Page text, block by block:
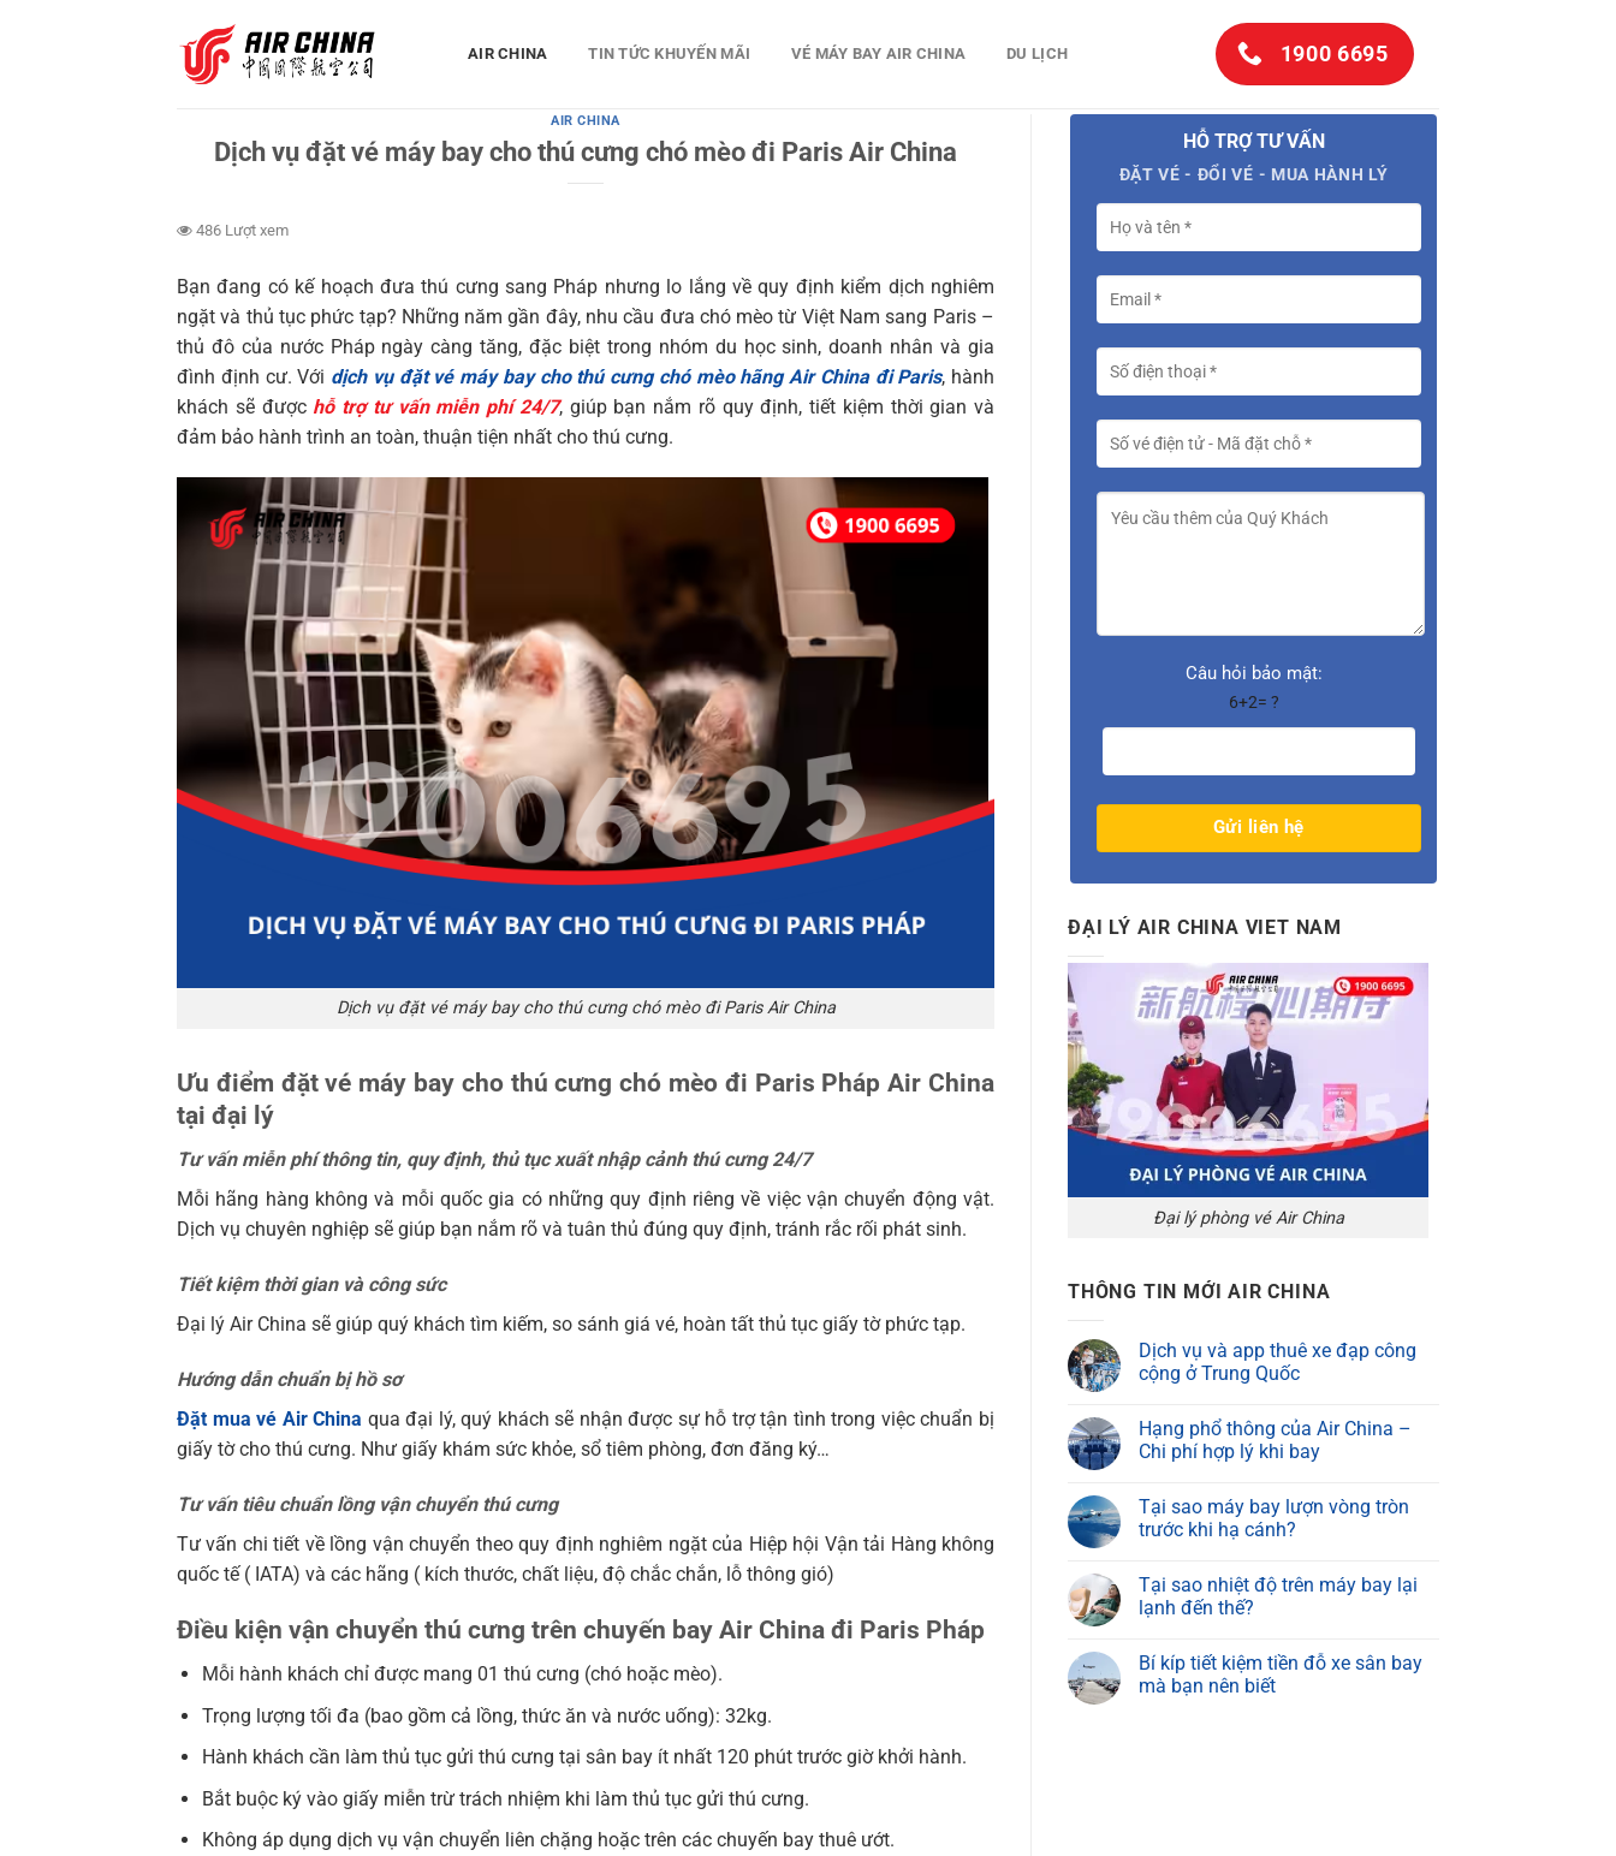
AIR CHINA TIN TỨC KHUYẾN MÃI VÉ MÁY BAY AIR CHINA DU LỊCH 1900 6695
AIR CHINA
Dịch vụ đặt vé máy bay cho thú cưng chó mèo đi Paris Air China
486 Lượt xem
Bạn đang có kế hoạch đưa thú cưng sang Pháp nhưng lo lắng về quy định kiểm dịch nghiêm
ngặt và thủ tục phức tạp? Những năm gần đây, nhu cầu đưa chó mèo từ Việt Nam sang Paris –
thủ đô của nước Pháp ngày càng tăng, đặc biệt trong nhóm du học sinh, doanh nhân và gia
đình định cư. Với dịch vụ đặt vé máy bay cho thú cưng chó mèo hãng Air China đi Paris, hành
khách sẽ được hỗ trợ tư vấn miễn phí 24/7, giúp bạn nắm rõ quy định, tiết kiệm thời gian và
đảm bảo hành trình an toàn, thuận tiện nhất cho thú cưng.
Dịch vụ đặt vé máy bay cho thú cưng chó mèo đi Paris Air China
Ưu điểm đặt vé máy bay cho thú cưng chó mèo đi Paris Pháp Air China
tại đại lý
Tư vấn miễn phí thông tin, quy định, thủ tục xuất nhập cảnh thú cưng 24/7
Mỗi hãng hàng không và mỗi quốc gia có những quy định riêng về việc vận chuyển động vật.
Dịch vụ chuyên nghiệp sẽ giúp bạn nắm rõ và tuân thủ đúng quy định, tránh rắc rối phát sinh.
Tiết kiệm thời gian và công sức
Đại lý Air China sẽ giúp quý khách tìm kiếm, so sánh giá vé, hoàn tất thủ tục giấy tờ phức tạp.
Hướng dẫn chuẩn bị hồ sơ
Đặt mua vé Air China qua đại lý, quý khách sẽ nhận được sự hỗ trợ tận tình trong việc chuẩn bị
giấy tờ cho thú cưng. Như giấy khám sức khỏe, sổ tiêm phòng, đơn đăng ký…
Tư vấn tiêu chuẩn lồng vận chuyển thú cưng
Tư vấn chi tiết về lồng vận chuyển theo quy định nghiêm ngặt của Hiệp hội Vận tải Hàng không
quốc tế ( IATA) và các hãng ( kích thước, chất liệu, độ chắc chắn, lỗ thông gió)
Điều kiện vận chuyển thú cưng trên chuyến bay Air China đi Paris Pháp
Mỗi hành khách chỉ được mang 01 thú cưng (chó hoặc mèo).
Trọng lượng tối đa (bao gồm cả lồng, thức ăn và nước uống): 32kg.
Hành khách cần làm thủ tục gửi thú cưng tại sân bay ít nhất 120 phút trước giờ khởi hành.
Bắt buộc ký vào giấy miễn trừ trách nhiệm khi làm thủ tục gửi thú cưng.
Không áp dụng dịch vụ vận chuyển liên chặng hoặc trên các chuyến bay thuê ướt.
HỖ TRỢ TƯ VẤN
ĐẶT VÉ - ĐỔI VÉ - MUA HÀNH LÝ
Câu hỏi bảo mật:
6+2= ?
ĐẠI LÝ AIR CHINA VIET NAM
Đại lý phòng vé Air China
THÔNG TIN MỚI AIR CHINA
Dịch vụ và app thuê xe đạp công
cộng ở Trung Quốc
Hạng phổ thông của Air China –
Chi phí hợp lý khi bay
Tại sao máy bay lượn vòng tròn
trước khi hạ cánh?
Tại sao nhiệt độ trên máy bay lại
lạnh đến thế?
Bí kíp tiết kiệm tiền đỗ xe sân bay
mà bạn nên biết